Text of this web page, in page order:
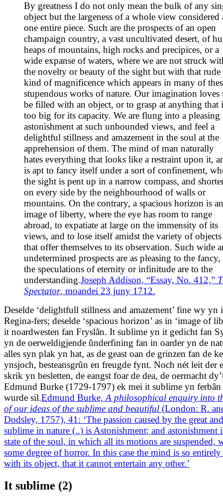
By greatness I do not only mean the bulk of any
object but the largeness of a whole view considered
one entire piece. Such are the prospects of an open
champaign country, a vast uncultivated desert, of
heaps of mountains, high rocks and precipices, or a
wide expanse of waters, where we are not struck
the novelty or beauty of the sight but with that rude
kind of magnificence which appears in many of
stupendous works of nature. Our imagination loves
be filled with an object, or to grasp at anything that
too big for its capacity. We are flung into a pleasing
astonishment at such unbounded views, and feel a
delightful stillness and amazement in the soul at the
apprehension of them. The mind of man naturally
hates everything that looks like a restraint upon it,
is apt to fancy itself under a sort of confinement,
the sight is pent up in a narrow compass, and
on every side by the neighbourhood of walls or
mountains. On the contrary, a spacious horizon is an
image of liberty, where the eye has room to range
abroad, to expatiate at large on the immensity of its
views, and to lose itself amidst the variety of objects
that offer themselves to its observation. Such wide
undetermined prospects are as pleasing to the fancy,
the speculations of eternity or infinitude are to the
understanding.Joseph Addison, “Essay, No. 412,”
Spectator, moandei 23 juny 1712.
Deselde ‘delightfull stillness and amazement’ fine wy yn
Regina-fers; deselde ‘spacious horizon’ as in ‘image of
it noardwesten fan Fryslân. It sublime yn it gedicht fan
yn de oerweldigjende ûnderfining fan in oarder yn de
alles syn plak yn hat, as de geast oan de grinzen fan de
ynsjoch, besteansgrûn en freugde fynt. Noch nét leit der
skrik yn besletten, de eangst foar de dea, de oermacht
Edmund Burke (1729-1797) ek mei it sublime yn
wurde sil.Edmund Burke,A philosophical enquiry into
of our ideas of the sublime and beautiful (London: R.
Dodsley, 1757), 41: ‘The passion caused by the great and
sublime in nature (..) is Astonishment; and astonishment
state of the soul, in which all its motions are suspended,
some degree of horror. In this case the mind is so
with its object, that it cannot entertain any other.’
It sublime (2)